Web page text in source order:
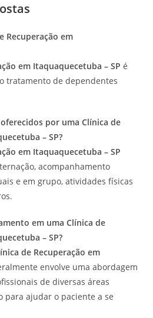
Recuperação em
em Itaquaquecetuba – SP é
tratamento de dependentes
por uma Clínica de
– SP?
em Itaquaquecetuba – SP
acompanhamento
e em grupo, atividades físicas
em uma Clínica de
– SP?
de Recuperação em
envolve uma abordagem
de diversas áreas
ajudar o paciente a se